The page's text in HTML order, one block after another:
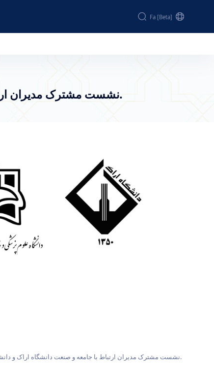
Fa [beta]
نشست مشترک مدیران ارتباط
نشست مشترک مدیران ارتباط با جامعه و صنعت دانشگاه اراک و دانشگاه علوم پزشکی اراک برگزار شد.
نشست مشترک مدیران ارتباط با جامعه و صنعت دانشگاه اراک و دانشگاه علوم پزشکی اراک، روز سه‌شنبه ۲۶ خرداد ۱۴۰۵ به میزبانی دانشگاه اراک و با حضور مسئولان و مدیران حوزه ارتباط با جامعه و صنعت دو دانشگاه برگزار شد.